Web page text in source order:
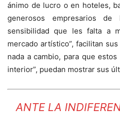
ánimo de lucro o en hoteles,
generosos empresarios
sensibilidad que les falta a
mercado artístico”, facilitan
nada a cambio, para que
interior”, puedan mostrar sus
ANTE LA